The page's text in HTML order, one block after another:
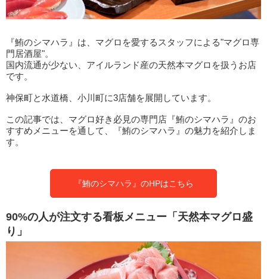
『鮪のシマハラ』は、マグロを愛するスタッフによる"マグロ専
門居酒屋"。
国内流通が少ない、アイルランド産の天然本マグロを扱うお店
です。
神保町と水道橋、小川町に3店舗を展開しています。
この記事では、マグロ好き必見の専門店『鮪のシマハラ』のお
すすめメニューを通して、『鮪のシマハラ』の魅力を紹介しま
す。
『鮪のシマハラ』のHPはこちら
90%の人が注文する看板メニュー「天然本マグロ盛
り」